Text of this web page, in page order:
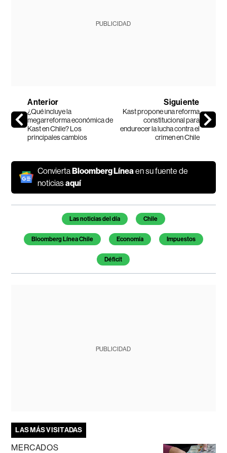
PUBLICIDAD
Anterior
¿Qué incluye la
megarreforma económica de
Kast en Chile? Los
principales cambios
Siguiente
Kast propone una reforma
constitucional para
endurecer la lucha contra el
crimen en Chile
ConviertaBloomberg Línea en su fuente de
noticiasaquí
Temas de este artículo
Las noticias del día Chile
Bloomberg Línea Chile Economía Impuestos
Déficit
PUBLICIDAD
LAS MÁS VISITADAS
MERCADOS